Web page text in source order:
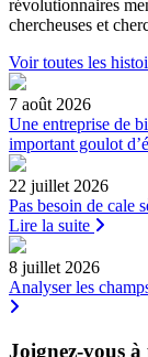
révolutionnaires
chercheuses et
Voir toutes les
7 août 2026
Une entreprise de
important goulot
22 juillet 2026
Pas besoin de cale
Lire la suite
8 juillet 2026
Analyser les
Joignez-vous à